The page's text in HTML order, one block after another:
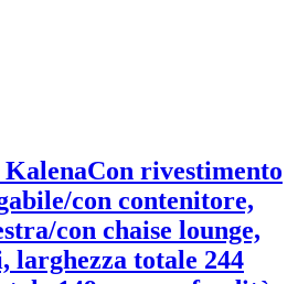
KalenaCon rivestimento
con contenitore,
con chaise lounge,
larghezza totale 244